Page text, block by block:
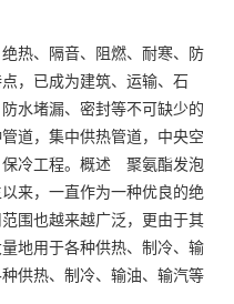
热、隔音、阻燃、耐寒、防
，已成为建筑、运输、石
水堵漏、密封等不可缺少的
道，集中供热管道，中央空
保冷工程。概述 聚氨酯发泡
来，一直作为一种优良的绝
围也越来越广泛，更由于其
地用于各种供热、制冷、输
供热、制冷、输油、输汽等